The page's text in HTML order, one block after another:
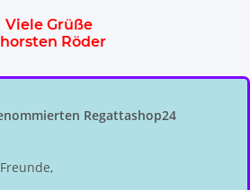
Viele Grüße
Röder
Regattashop24